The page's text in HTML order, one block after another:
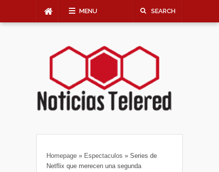
MENU SEARCH
Homepage » Espectaculos » Series de
Netflix que merecen una segunda